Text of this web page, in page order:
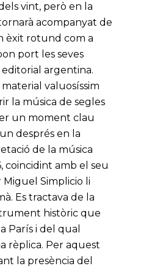
vint, però en la
acompanyat de
èxit rotund com a
port les seves
argentina.
valuosíssim
la música de segles
un moment clau
després en la
de la música
coincidint amb el seu
Miguel Simplicio li
Es tractava de la
històric que
París i del qual
rèplica. Per aquest
la presència del